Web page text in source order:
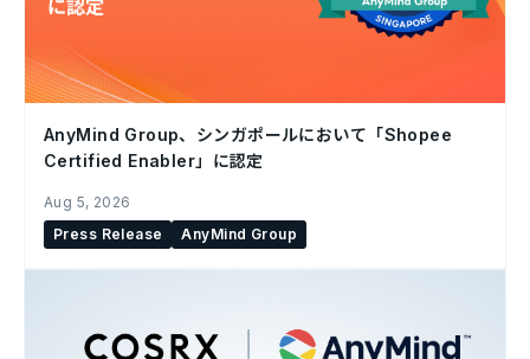
AnyMind Group、シンガポールにおいて「Shopee
Certified Enabler」に認定
Aug 5, 2026
Press Release
AnyMind Group